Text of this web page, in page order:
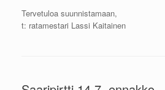
Tervetuloa suunnistamaan,
t: ratamestari Lassi Kaitainen